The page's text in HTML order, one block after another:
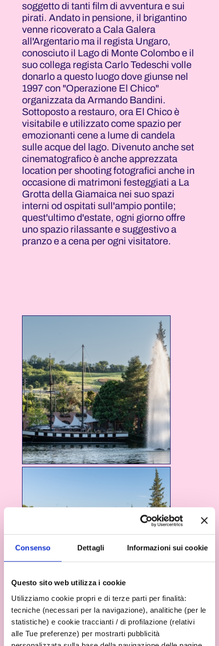
Consenso Dettagli Informazioni sui cookie
Questo sito web utilizza i cookie
Utilizziamo cookie propri e di terze parti per finalità:
tecniche (necessari per la navigazione), analitiche (per le
statistiche) e cookie traccianti / di profilazione (relativi
alle Tue preferenze) per mostrarti pubblicità
soggetto di tanti film di avventura e sui
pirati. Andato in pensione, il brigantino
venne ricoverato a Cala Galera
all'Argentario ma il regista Ungaro,
conosciuto il Lago di Monte Colombo e il
suo collega regista Carlo Tedeschi volle
donarlo a questo luogo dove giunse nel
1997 con "Operazione El Chico"
organizzata da Armando Bandini.
Sottoposto a restauro, ora El Chico è
visitabile e utilizzato come spazio per
emozionanti cene a lume di candela
sulle acque del lago. Divenuto anche set
cinematografico è anche apprezzata
location per shooting fotografici anche in
occasione di matrimoni festeggiati a La
Grotta della Giamaica nei suo spazi
interni od ospitati sull'ampio pontile;
quest'ultimo d'estate, ogni giorno offre
uno spazio rilassante e suggestivo a
pranzo e a cena per ogni visitatore.